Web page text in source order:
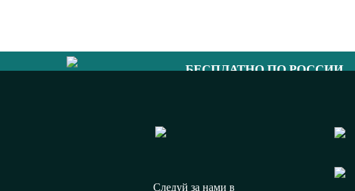
БЕСПЛАТНО ПО РОССИИ
Следуй за нами в